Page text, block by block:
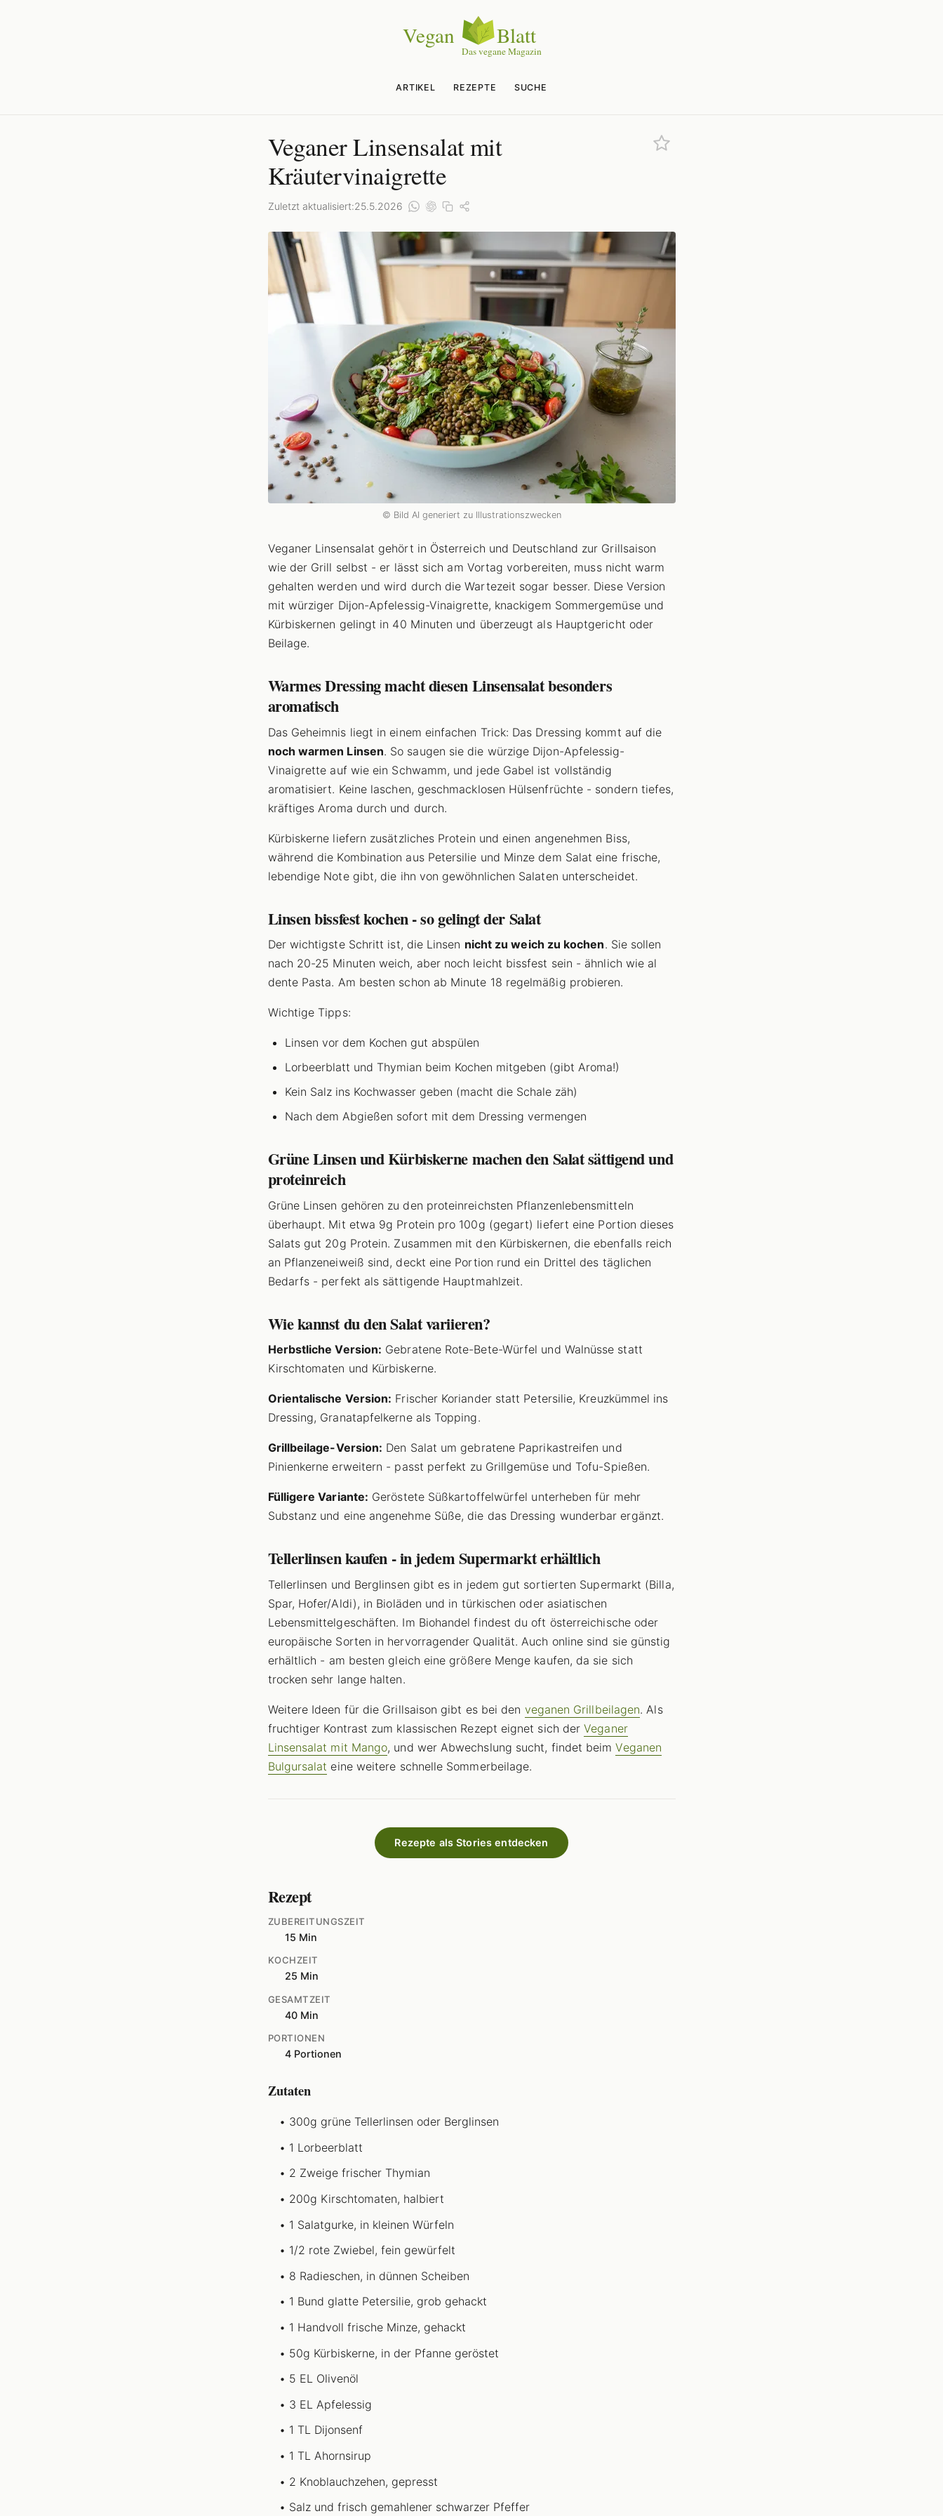
ARTIKEL REZEPTE SUCHE
Veganer Linsensalat mit
Kräutervinaigrette
Zuletzt aktualisiert:25.5.2026
© Bild AI generiert zu Illustrationszwecken
Veganer Linsensalat gehört in Österreich und Deutschland zur Grillsaison
wie der Grill selbst - er lässt sich am Vortag vorbereiten, muss nicht warm
gehalten werden und wird durch die Wartezeit sogar besser. Diese Version
mit würziger Dijon-Apfelessig-Vinaigrette, knackigem Sommergemüse und
Kürbiskernen gelingt in 40 Minuten und überzeugt als Hauptgericht oder
Beilage.
Warmes Dressing macht diesen Linsensalat besonders
aromatisch
Das Geheimnis liegt in einem einfachen Trick: Das Dressing kommt auf die
noch warmen Linsen. So saugen sie die würzige Dijon-Apfelessig-
Vinaigrette auf wie ein Schwamm, und jede Gabel ist vollständig
aromatisiert. Keine laschen, geschmacklosen Hülsenfrüchte - sondern tiefes,
kräftiges Aroma durch und durch.
Kürbiskerne liefern zusätzliches Protein und einen angenehmen Biss,
während die Kombination aus Petersilie und Minze dem Salat eine frische,
lebendige Note gibt, die ihn von gewöhnlichen Salaten unterscheidet.
Linsen bissfest kochen - so gelingt der Salat
Der wichtigste Schritt ist, die Linsen nicht zu weich zu kochen. Sie sollen
nach 20-25 Minuten weich, aber noch leicht bissfest sein - ähnlich wie al
dente Pasta. Am besten schon ab Minute 18 regelmäßig probieren.
Wichtige Tipps:
Linsen vor dem Kochen gut abspülen
Lorbeerblatt und Thymian beim Kochen mitgeben (gibt Aroma!)
Kein Salz ins Kochwasser geben (macht die Schale zäh)
Nach dem Abgießen sofort mit dem Dressing vermengen
Grüne Linsen und Kürbiskerne machen den Salat sättigend und
proteinreich
Grüne Linsen gehören zu den proteinreichsten Pflanzenlebensmitteln
überhaupt. Mit etwa 9g Protein pro 100g (gegart) liefert eine Portion dieses
Salats gut 20g Protein. Zusammen mit den Kürbiskernen, die ebenfalls reich
an Pflanzeneiweiß sind, deckt eine Portion rund ein Drittel des täglichen
Bedarfs - perfekt als sättigende Hauptmahlzeit.
Wie kannst du den Salat variieren?
Herbstliche Version: Gebratene Rote-Bete-Würfel und Walnüsse statt
Kirschtomaten und Kürbiskerne.
Orientalische Version: Frischer Koriander statt Petersilie, Kreuzkümmel ins
Dressing, Granatapfelkerne als Topping.
Grillbeilage-Version: Den Salat um gebratene Paprikastreifen und
Pinienkerne erweitern - passt perfekt zu Grillgemüse und Tofu-Spießen.
Fülligere Variante: Geröstete Süßkartoffelwürfel unterheben für mehr
Substanz und eine angenehme Süße, die das Dressing wunderbar ergänzt.
Tellerlinsen kaufen - in jedem Supermarkt erhältlich
Tellerlinsen und Berglinsen gibt es in jedem gut sortierten Supermarkt (Billa,
Spar, Hofer/Aldi), in Bioläden und in türkischen oder asiatischen
Lebensmittelgeschäften. Im Biohandel findest du oft österreichische oder
europäische Sorten in hervorragender Qualität. Auch online sind sie günstig
erhältlich - am besten gleich eine größere Menge kaufen, da sie sich
trocken sehr lange halten.
Weitere Ideen für die Grillsaison gibt es bei den veganen Grillbeilagen. Als
fruchtiger Kontrast zum klassischen Rezept eignet sich derVeganer
Linsensalat mit Mango, und wer Abwechslung sucht, findet beimVeganen
Bulgursalat eine weitere schnelle Sommerbeilage.
Rezepte als Stories entdecken
Rezept
ZUBEREITUNGSZEIT
15 Min
KOCHZEIT
25 Min
GESAMTZEIT
40 Min
PORTIONEN
4 Portionen
Zutaten
300g grüne Tellerlinsen oder Berglinsen
1 Lorbeerblatt
2 Zweige frischer Thymian
200g Kirschtomaten, halbiert
1 Salatgurke, in kleinen Würfeln
1/2 rote Zwiebel, fein gewürfelt
8 Radieschen, in dünnen Scheiben
1 Bund glatte Petersilie, grob gehackt
1 Handvoll frische Minze, gehackt
50g Kürbiskerne, in der Pfanne geröstet
5 EL Olivenöl
3 EL Apfelessig
1 TL Dijonsenf
1 TL Ahornsirup
2 Knoblauchzehen, gepresst
Salz und frisch gemahlener schwarzer Pfeffer